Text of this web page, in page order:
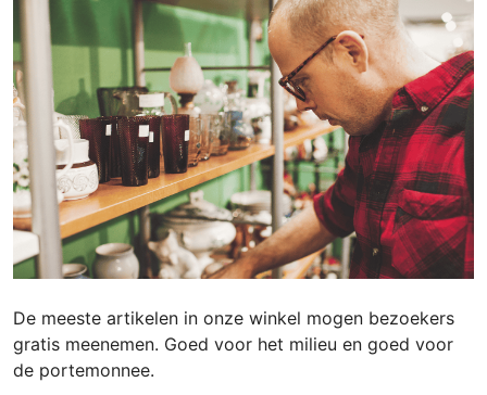
De meeste artikelen in onze winkel mogen bezoekers
gratis meenemen. Goed voor het milieu en goed voor
de portemonnee.